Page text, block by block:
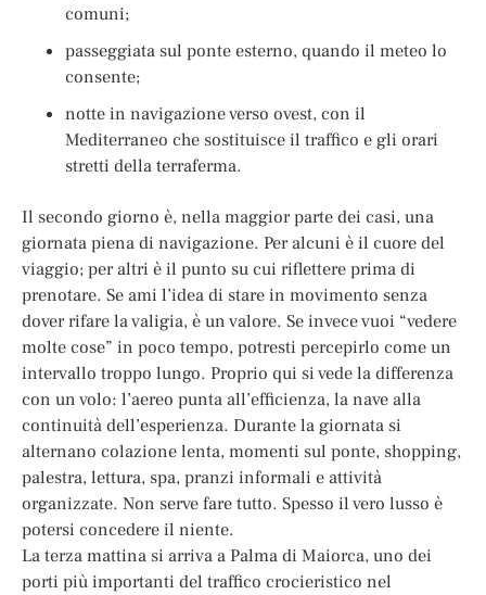
comuni;
passeggiata sul ponte esterno, quando il meteo lo
consente;
notte in navigazione verso ovest, con il
Mediterraneo che sostituisce il traffico e gli orari
stretti della terraferma.
Il secondo giorno è, nella maggior parte dei casi, una
giornata piena di navigazione. Per alcuni è il cuore del
viaggio; per altri è il punto su cui riflettere prima di
prenotare. Se ami l’idea di stare in movimento senza
dover rifare la valigia, è un valore. Se invece vuoi “vedere
molte cose” in poco tempo, potresti percepirlo come un
intervallo troppo lungo. Proprio qui si vede la differenza
con un volo: l’aereo punta all’efficienza, la nave alla
continuità dell’esperienza. Durante la giornata si
alternano colazione lenta, momenti sul ponte, shopping,
palestra, lettura, spa, pranzi informali e attività
organizzate. Non serve fare tutto. Spesso il vero lusso è
potersi concedere il niente.
La terza mattina si arriva a Palma di Maiorca, uno dei
porti più importanti del traffico crocieristico nel